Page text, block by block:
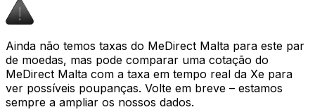
Ainda não temos taxas do MeDirect Malta para este par
de moedas, mas pode comparar uma cotação do
MeDirect Malta com a taxa em tempo real da Xe para
ver possíveis poupanças. Volte em breve – estamos
sempre a ampliar os nossos dados.